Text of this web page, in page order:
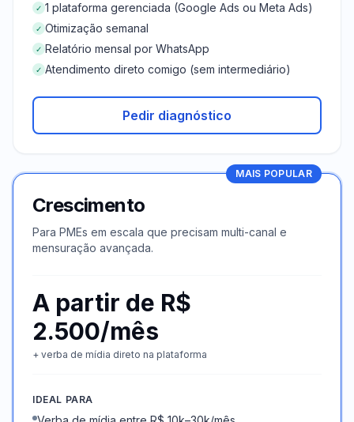
✓ 1 plataforma gerenciada (Google Ads ou Meta Ads)
✓ Otimização semanal
✓ Relatório mensal por WhatsApp
✓ Atendimento direto comigo (sem intermediário)
Pedir diagnóstico
MAIS POPULAR
Crescimento
Para PMEs em escala que precisam multi-canal e
mensuração avançada.
A partir de R$
2.500/mês
+ verba de mídia direto na plataforma
IDEAL PARA